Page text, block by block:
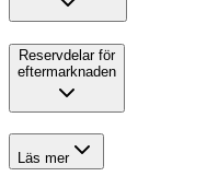
Reservdelar för
eftermarknaden
Läs mer